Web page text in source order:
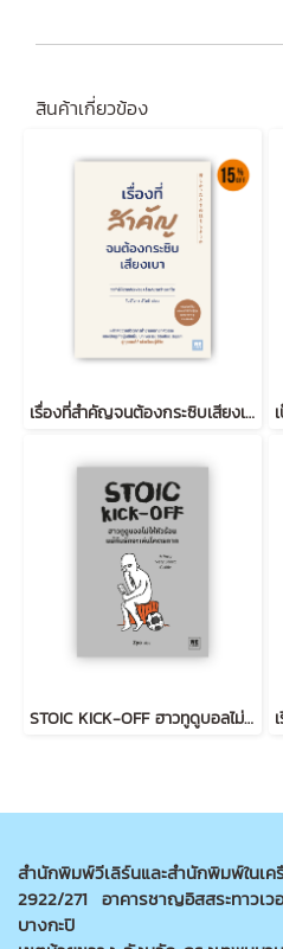
สินค้าเกี่ยวข้อง
เรื่องที่สำคัญจนต้องกระซิบเสียงเบา (苦しかったときの話をしようか)
STOIC KICK-OFF ฮาวทูดูบอลไม่ให้หัวร้อน แม้ทีมรักจะเล่นโคตรกาก
สำนักพิมพ์วีเลิร์นและสำนักพิมพ์ในเค
2922/271 อาคารชาญอิสสระทาว
บางกะปิ